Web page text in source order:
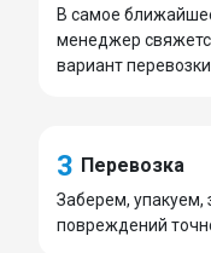
В самое
менеджер
вариант перевозки
3 Перевозка
Заберем, упакуем,
повреждений